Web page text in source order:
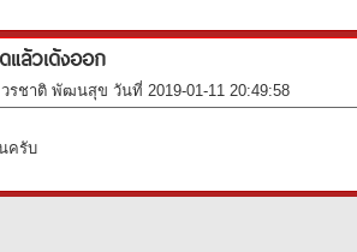
แล้วเด้งออก
รชาติ พัฒนสุข วันที่ 2019-01-11 20:49:58
ครับ